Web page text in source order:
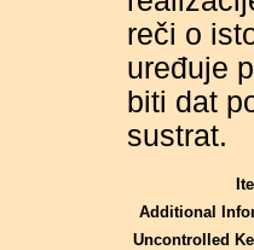
reči o
uređuje
biti dat
sustrat.
Additional
Uncontrolled